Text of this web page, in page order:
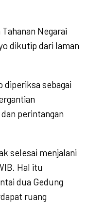
Negarai
dikutip dari laman
diperiksa sebagai
perintangan
selesai menjalani
Hal itu
dua Gedung
ruang